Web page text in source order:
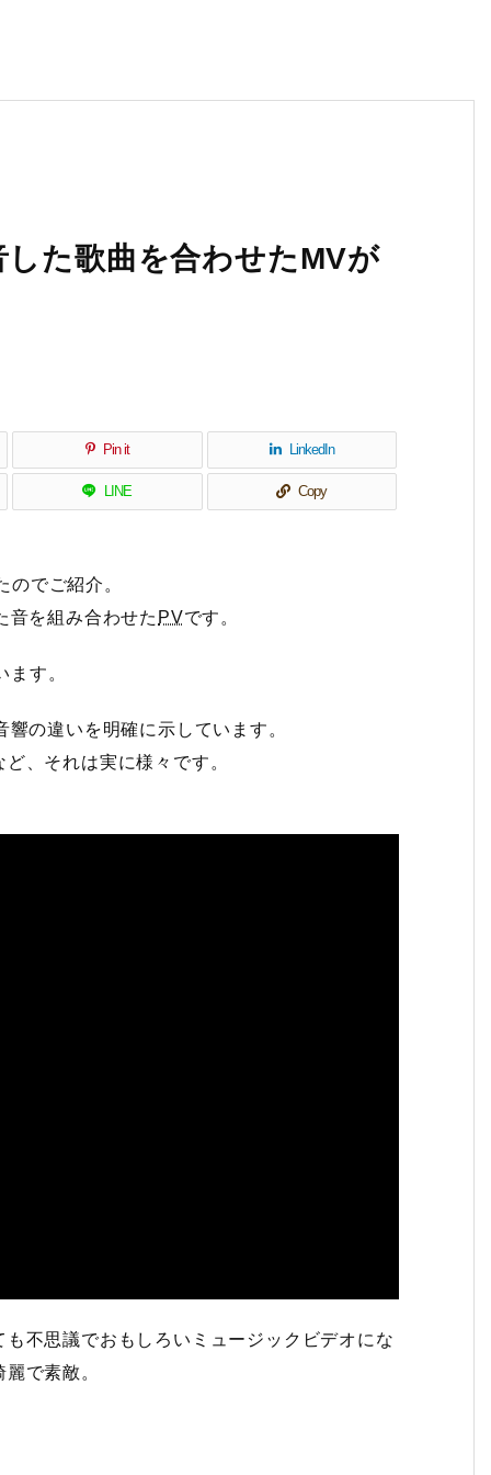
た歌曲を合わせたMVが
Pin it LinkedIn
LINE Copy
のでご紹介。
音を組み合わせた PVです。
す。
の違いを明確に示しています。
、それは実に様々です。
不思議でおもしろいミュージックビデオにな
で素敵。